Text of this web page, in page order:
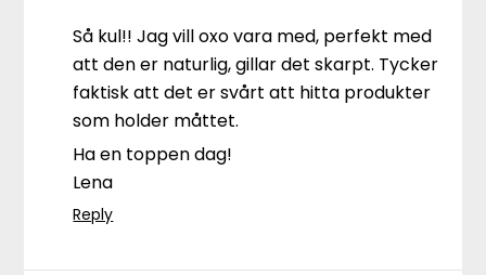
Så kul!! Jag vill oxo vara med, perfekt med
att den er naturlig, gillar det skarpt. Tycker
faktisk att det er svårt att hitta produkter
som holder måttet.
Ha en toppen dag!
Lena
Reply